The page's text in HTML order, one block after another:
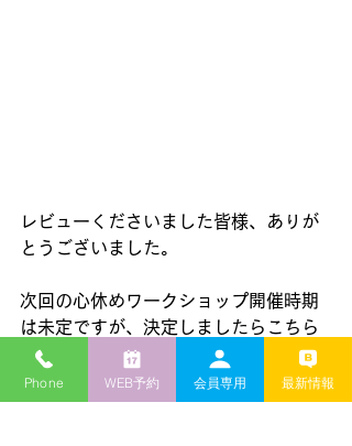
レビューくださいました皆様、ありが
とうございました。
次回の心休めワークショップ開催時期
は未定ですが、決定しましたらこちら
のブログ、ホームページ、予約専用
WEBサイト、SNSでご案内いたしま
す。どうぞ宜しくお願い致します。
Phone WEB予約 会員専用 最新情報